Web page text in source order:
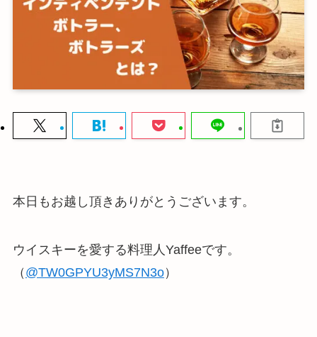
本日もお越し頂きありがとうございます。
ウイスキーを愛する料理人Yaffeeです。
（ @TW0GPYU3yMS7N3o）